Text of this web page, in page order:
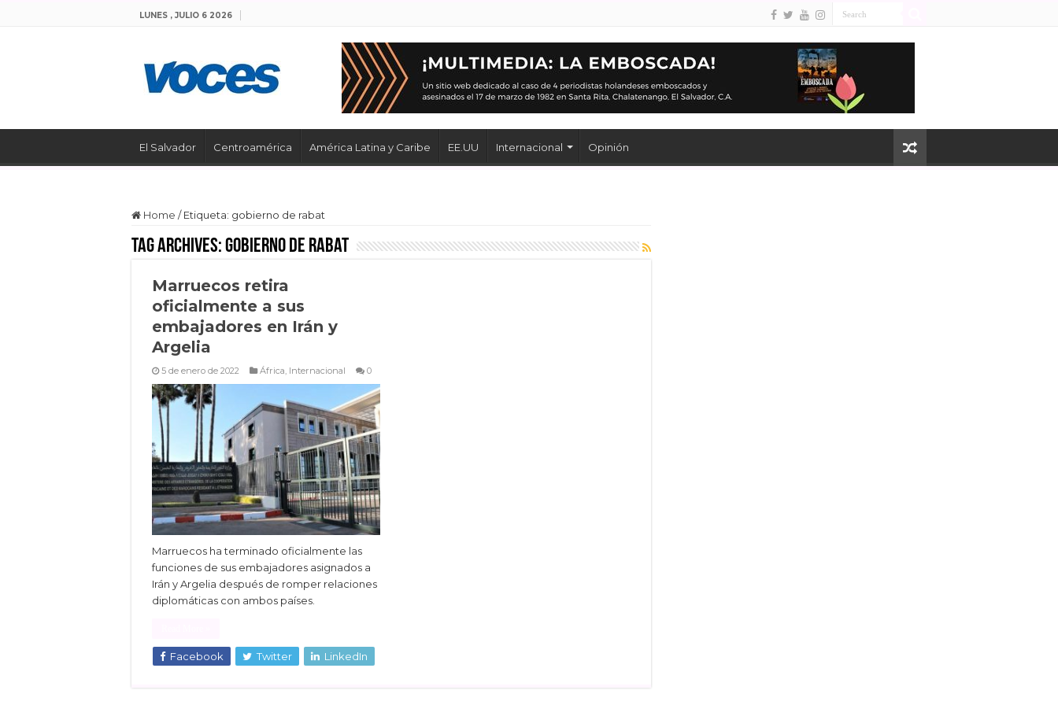
LUNES , JULIO 6 2026
El Salvador Centroamérica América Latina y Caribe EE.UU Internacional Opinión
Home / Etiqueta: gobierno de rabat
Tag Archives:gobierno de rabat
Marruecos retira
oficialmente a sus
embajadores en Irán y
Argelia
5 de enero de 2022 África, Internacional 0
Marruecos ha terminado oficialmente las
funciones de sus embajadores asignados a
Irán y Argelia después de romper relaciones
diplomáticas con ambos países.
Facebook Twitter LinkedIn